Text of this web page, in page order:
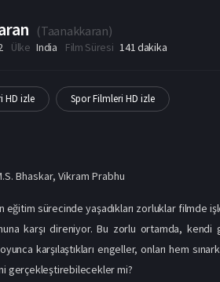
(Taanakkaran)
Ülke India Film Süresi 141 dakika
HD izle Spor Filmleri HD izle
Bhaskar,Vikram Prabhu
sürecinde yaşadıkları zorluklar filmde
karşı direniyor. Bu zorlu ortamda,
karşılaştıkları engeller, onları hem
gerçekleştirebilecekler mi?